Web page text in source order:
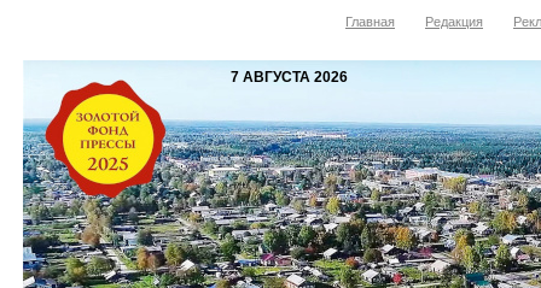
Главная Редакция
7 АВГУСТА 2026